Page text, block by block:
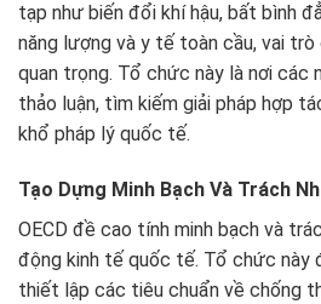
tạp như biến đổi khí hậu, bất bình
năng lượng và y tế toàn cầu, vai trò
quan trọng. Tổ chức này là nơi các
thảo luận, tìm kiếm giải pháp hợp
khổ pháp lý quốc tế.
Tạo Dựng Minh Bạch Và Trách
OECD đề cao tính minh bạch và
động kinh tế quốc tế. Tổ chức này
thiết lập các tiêu chuẩn về chống